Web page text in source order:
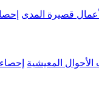
قصيرة المدى
الأحوال المعيشية